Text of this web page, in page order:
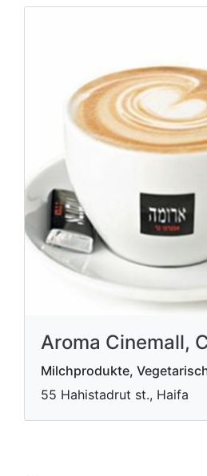
Aroma Cinemall,
Milchprodukte,
55 Hahistadrut st., Haifa